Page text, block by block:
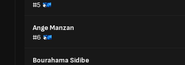
#5
Ange Manzan
#6
Bourahama Sidibe